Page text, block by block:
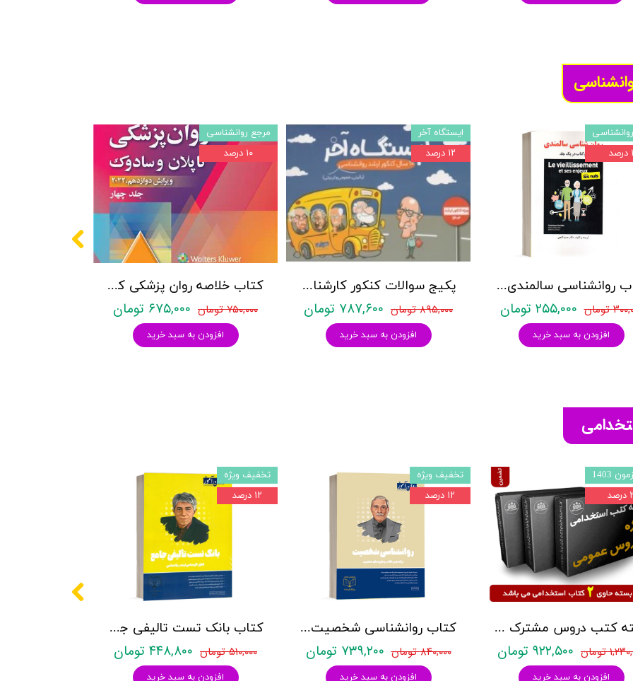
کتاب خلاصه روان پزشکی کاپلان و سادوک ویراست دوازدهم 2022 - جلد4- بنجامین جیمز سادوک ، ویرجینیا آلکوت سادوک ، پدرو روئیز - نشر ارجمند
۷۵۰,۰۰۰ تومان ۶۷۵,۰۰۰ تومان
افزودن به سبد خرید
مرجع روانشناسی
۱۰ درصد
پکیج سوالات کنکور کارشناسی ارشد روانشناسی (بالینی، عمومی و تربیتی) با پاسخنامه تشریحی روان آموز
۸۹۵,۰۰۰ تومان ۷۸۷,۶۰۰ تومان
افزودن به سبد خرید
ایستگاه آخر
۱۲ درصد
کتاب روانشناسی سالمندی - (2 كتاب در 1 جلد) - حمزه گنجی - نشر ساوالان
تومان ۲۵۵,۰۰۰ تومان
افزودن به سبد خرید
کتاب بانک تست تالیفی جامع روان آموز
۵۱۰,۰۰۰ تومان ۴۴۸,۸۰۰ تومان
افزودن به سبد خرید
تخفیف ویژه
۱۲ درصد
کتاب روانشناسی شخصیت نشر روان آموز زهرا ساعدی
۸۴۰,۰۰۰ تومان ۷۳۹,۲۰۰ تومان
افزودن به سبد خرید
تخفیف ویژه
۱۲ درصد
بسته کتب دروس مشترک عمومی اختصاصی آزمون استخدامی آموزش و پرورش نشر چهارخونه
تومان ۹۲۲,۵۰۰ تومان
افزودن به سبد خرید
1403